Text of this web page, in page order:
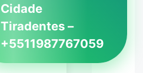
Cidade
Tiradentes –
+5511987767059